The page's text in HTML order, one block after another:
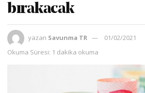
bırakacak
yazan Savunma TR
01/02/2021
Okuma Süresi: 1 dakika okuma